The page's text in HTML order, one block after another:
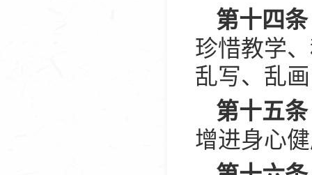
第十四条
珍惜教学
乱写、乱
第十五条
增进身心